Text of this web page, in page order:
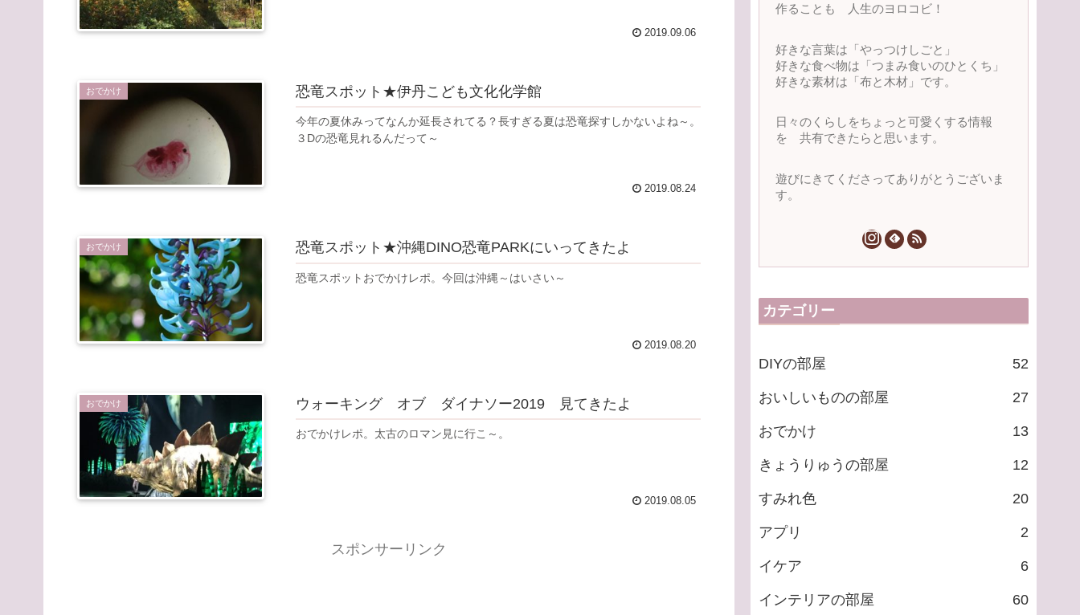
2019.09.06
おでかけ 恐竜スポット★伊丹こども文化化学館
今年の夏休みってなんか延長されてる？長すぎる夏は恐竜探すしかないよね～。
３Dの恐竜見れるんだって～
2019.08.24
おでかけ 恐竜スポット★沖縄DINO恐竜PARKにいってきたよ
恐竜スポットおでかけレポ。今回は沖縄～はいさい～
2019.08.20
おでかけ ウォーキング オブ ダイナソー2019 見てきたよ
おでかけレポ。太古のロマン見に行こ～。
2019.08.05
スポンサーリンク
作ることも 人生のヨロコビ！
好きな言葉は「やっつけしごと」
好きな食べ物は「つまみ食いのひとくち」
好きな素材は「布と木材」です。
日々のくらしをちょっと可愛くする情報
を 共有できたらと思います。
遊びにきてくださってありがとうございま
す。
カテゴリー
DIYの部屋 52
おいしいものの部屋 27
おでかけ 13
きょうりゅうの部屋 12
すみれ色 20
アプリ 2
イケア 6
インテリアの部屋 60